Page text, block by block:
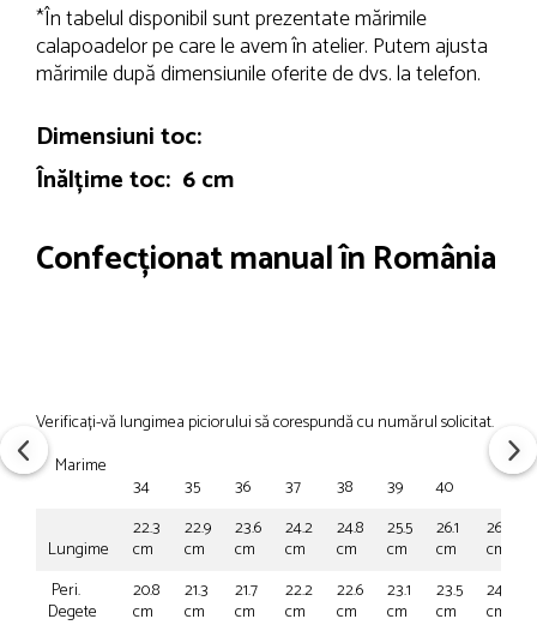
*În tabelul disponibil sunt prezentate mărimile
calapoadelor pe care le avem în atelier. Putem ajusta
mărimile după dimensiunile oferite de dvs. la telefon.
Dimensiuni toc:
Înălțime toc: 6 cm
Confecționat manual în România
Verificați-vă lungimea piciorului să corespundă cu numărul solicitat.
Marime
34 35 36 37 38 39 40
41
Lungime
22.3
cm
22.9
cm
23.6
cm
24.2
cm
24.8
cm
25.5
cm
26.1
cm
26.8
cm
Peri.
Degete
20.8
cm
21.3
cm
21.7
cm
22.2
cm
22.6
cm
23.1
cm
23.5
cm
24.0
cm